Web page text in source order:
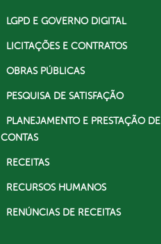
LGPD E GOVERNO DIGITAL
LICITAÇÕES E CONTRATOS
OBRAS PÚBLICAS
PESQUISA DE SATISFAÇÃO
PLANEJAMENTO E PRESTAÇÃO DE
CONTAS
RECEITAS
RECURSOS HUMANOS
RENÚNCIAS DE RECEITAS